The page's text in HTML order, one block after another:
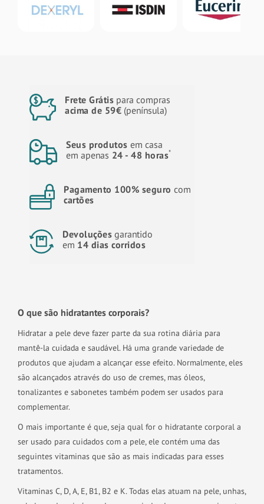
Frete Grátis para compras
acima de 59€ (península)
Seus produtos em casa
em apenas 24 - 48 horas*
Pagamento 100% seguro com
cartões
Devoluções garantido
em 14 dias corridos
O que são hidratantes corporais?
Hidratar a pele deve fazer parte da sua rotina diária para
mantê-la cuidada e saudável. Há uma grande variedade de
produtos que ajudam a alcançar esse efeito. Normalmente, eles
são alcançados através do uso de cremes, mas óleos,
tonalizantes e sabonetes também podem ser usados para
complementar.
O mais importante é que, seja qual for o hidratante corporal a
ser usado para cuidados com a pele, ele contém uma das
seguintes vitaminas que são as mais indicadas para esses
tratamentos.
Vitaminas C, D, A, E, B1, B2 e K. Todas elas atuam na pele, unhas,